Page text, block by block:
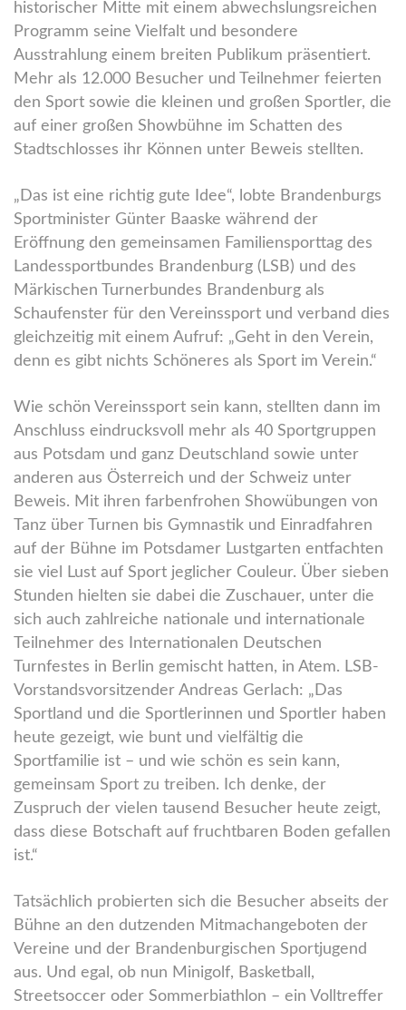
historischer Mitte mit einem abwechslungsreichen
Programm seine Vielfalt und besondere
Ausstrahlung einem breiten Publikum präsentiert.
Mehr als 12.000 Besucher und Teilnehmer feierten
den Sport sowie die kleinen und großen Sportler, die
auf einer großen Showbühne im Schatten des
Stadtschlosses ihr Können unter Beweis stellten.
„Das ist eine richtig gute Idee“, lobte Brandenburgs
Sportminister Günter Baaske während der
Eröffnung den gemeinsamen Familiensporttag des
Landessportbundes Brandenburg (LSB) und des
Märkischen Turnerbundes Brandenburg als
Schaufenster für den Vereinssport und verband dies
gleichzeitig mit einem Aufruf: „Geht in den Verein,
denn es gibt nichts Schöneres als Sport im Verein.“
Wie schön Vereinssport sein kann, stellten dann im
Anschluss eindrucksvoll mehr als 40 Sportgruppen
aus Potsdam und ganz Deutschland sowie unter
anderen aus Österreich und der Schweiz unter
Beweis. Mit ihren farbenfrohen Showübungen von
Tanz über Turnen bis Gymnastik und Einradfahren
auf der Bühne im Potsdamer Lustgarten entfachten
sie viel Lust auf Sport jeglicher Couleur. Über sieben
Stunden hielten sie dabei die Zuschauer, unter die
sich auch zahlreiche nationale und internationale
Teilnehmer des Internationalen Deutschen
Turnfestes in Berlin gemischt hatten, in Atem. LSB-
Vorstandsvorsitzender Andreas Gerlach: „Das
Sportland und die Sportlerinnen und Sportler haben
heute gezeigt, wie bunt und vielfältig die
Sportfamilie ist – und wie schön es sein kann,
gemeinsam Sport zu treiben. Ich denke, der
Zuspruch der vielen tausend Besucher heute zeigt,
dass diese Botschaft auf fruchtbaren Boden gefallen
ist.“
Tatsächlich probierten sich die Besucher abseits der
Bühne an den dutzenden Mitmachangeboten der
Vereine und der Brandenburgischen Sportjugend
aus. Und egal, ob nun Minigolf, Basketball,
Streetsoccer oder Sommerbiathlon – ein Volltreffer